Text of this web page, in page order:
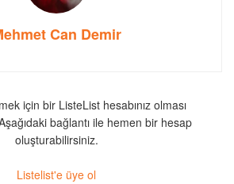
Can Demir
için bir ListeList hesabınız olması
bağlantı ile hemen bir hesap
oluşturabilirsiniz.
Listelist'e üye ol